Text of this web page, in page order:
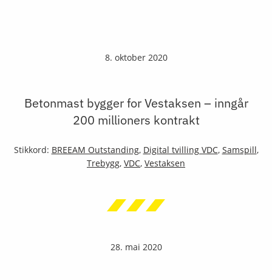
8. oktober 2020
Betonmast bygger for Vestaksen – inngår
200 millioners kontrakt
Stikkord: BREEAM Outstanding, Digital tvilling VDC, Samspill,
Trebygg, VDC, Vestaksen
28. mai 2020